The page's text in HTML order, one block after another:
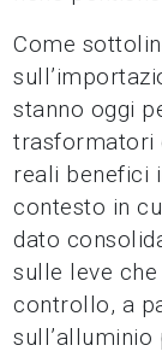
Come
stanno oggi
trasformatori
reali benefici
contesto in
dato
sulle leve
controllo, a
sull’alluminio